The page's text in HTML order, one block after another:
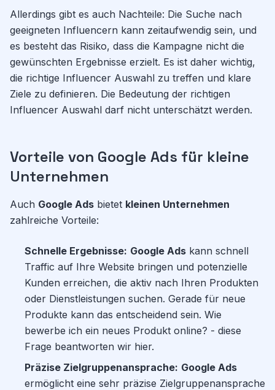
Allerdings gibt es auch Nachteile: Die Suche nach
geeigneten Influencern kann zeitaufwendig sein, und
es besteht das Risiko, dass die Kampagne nicht die
gewünschten Ergebnisse erzielt. Es ist daher wichtig,
die richtige Influencer Auswahl zu treffen und klare
Ziele zu definieren. Die Bedeutung der richtigen
Influencer Auswahl darf nicht unterschätzt werden.
Vorteile von Google Ads für kleine
Unternehmen
Auch Google Ads bietet kleinen Unternehmen
zahlreiche Vorteile:
Schnelle Ergebnisse: Google Ads kann schnell
Traffic auf Ihre Website bringen und potenzielle
Kunden erreichen, die aktiv nach Ihren Produkten
oder Dienstleistungen suchen. Gerade für neue
Produkte kann das entscheidend sein. Wie
bewerbe ich ein neues Produkt online? - diese
Frage beantworten wir hier.
Präzise Zielgruppenansprache: Google Ads
ermöglicht eine sehr präzise Zielgruppenansprache